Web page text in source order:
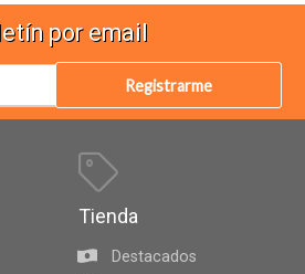
por email
Registrarme
Tienda
Destacados